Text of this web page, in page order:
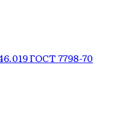
ГОСТ 7798-70